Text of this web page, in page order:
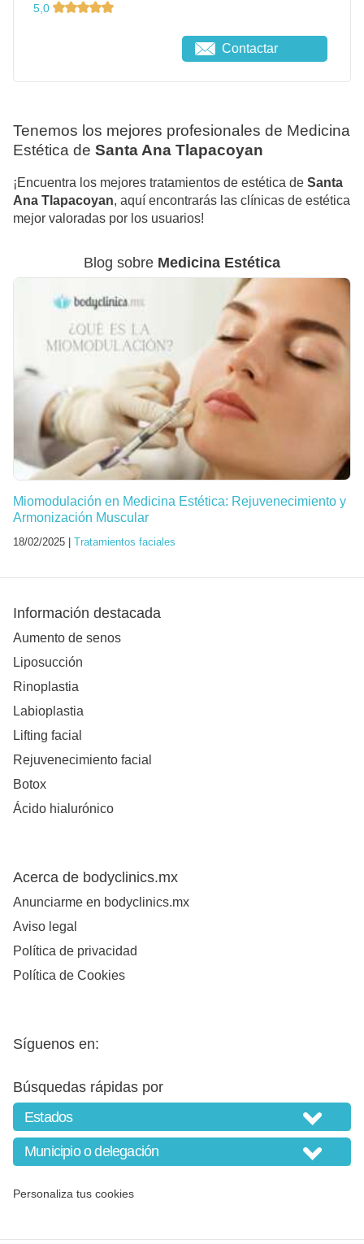
5,0
Contactar
Tenemos los mejores profesionales de Medicina
Estética de Santa Ana Tlapacoyan
¡Encuentra los mejores tratamientos de estética de Santa
Ana Tlapacoyan, aquí encontrarás las clínicas de estética
mejor valoradas por los usuarios!
Blog sobre Medicina Estética
Miomodulación en Medicina Estética: Rejuvenecimiento y
Armonización Muscular
18/02/2025 | Tratamientos faciales
Información destacada
Aumento de senos
Liposucción
Rinoplastia
Labioplastia
Lifting facial
Rejuvenecimiento facial
Botox
Ácido hialurónico
Acerca de bodyclinics.mx
Anunciarme en bodyclinics.mx
Aviso legal
Política de privacidad
Política de Cookies
Síguenos en:
Búsquedas rápidas por
Personaliza tus cookies